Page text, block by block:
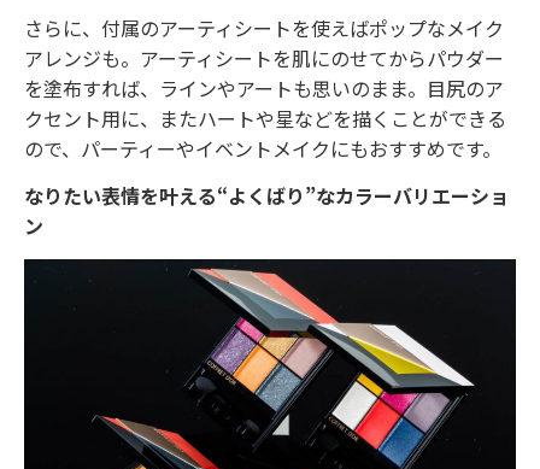
さらに、付属のアーティシートを使えばポップなメイク
アレンジも。アーティシートを肌にのせてからパウダー
を塗布すれば、ラインやアートも思いのまま。目尻のア
クセント用に、またハートや星などを描くことができる
ので、パーティーやイベントメイクにもおすすめです。
なりたい表情を叶える“よくばり”なカラーバリエーショ
ン